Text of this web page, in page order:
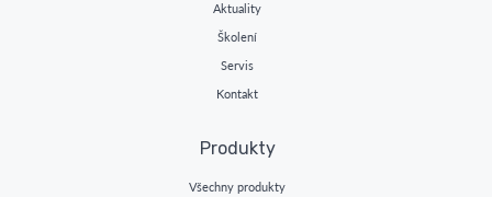
Aktuality
Školení
Servis
Kontakt
Produkty
Všechny produkty